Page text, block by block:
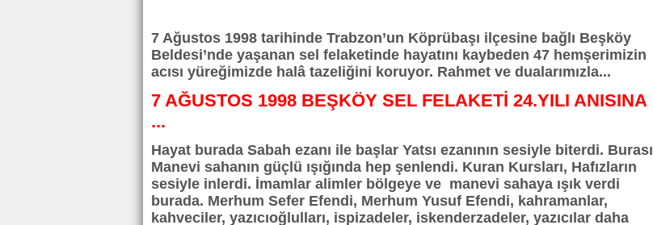
7 Ağustos 1998 tarihinde Trabzon’un Köprübaşı ilçesine bağlı Beşköy
Beldesi’nde yaşanan sel felaketinde hayatını kaybeden 47 hemşerimizin
acısı yüreğimizde halâ tazeliğini koruyor. Rahmet ve dualarımızla...
7 AĞUSTOS 1998 BEŞKÖY SEL FELAKETİ 24.YILI ANISINA
...
Hayat burada Sabah ezanı ile başlar Yatsı ezanının sesiyle biterdi. Burası
Manevi sahanın güçlü ışığında hep şenlendi. Kuran Kursları, Hafızların
sesiyle inlerdi. İmamlar alimler bölgeye ve manevi sahaya ışık verdi
burada. Merhum Sefer Efendi, Merhum Yusuf Efendi, kahramanlar,
kahveciler, yazıcıoğlulları, ispizadeler, iskenderzadeler, yazıcılar daha